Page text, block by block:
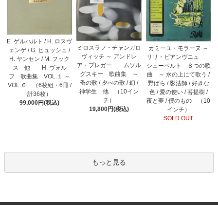
E. ゲルハルト / H. ロスヴ
ェンゲ / G. ヒュッシュ /
H. ヤンセン / M. フック
ス 他 H. ヴォル
フ 歌曲集 VOL.１ ～
VOL.６ （6枚組・6冊 /
計36枚）
99,000円(税込)
ミロスラフ・チャンガロ
ヴィッチ ～ アンドレ
ア・プレガー ムソル
グスキー 歌曲集 ～
蚤の歌 / 夕べの歌 / 幻 /
神学生 他 （10イン
チ）
19,800円(税込)
カミーユ・モラーヌ ～
リリ・ビアンヴニュ
シューベルト ８つの歌
曲 ～ 水の上にて歌う /
野ばら / 影法師 / 好きな
色 / 愛の使い / 菩提樹 /
夜と夢 / 僕のもの （10
インチ）
SOLD OUT
もっと見る